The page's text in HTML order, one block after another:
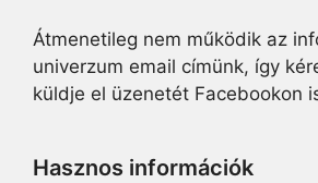
Átmenetileg nem működik az
univerzum email címünk, így
küldje el üzenetét Facebookon
Hasznos információk